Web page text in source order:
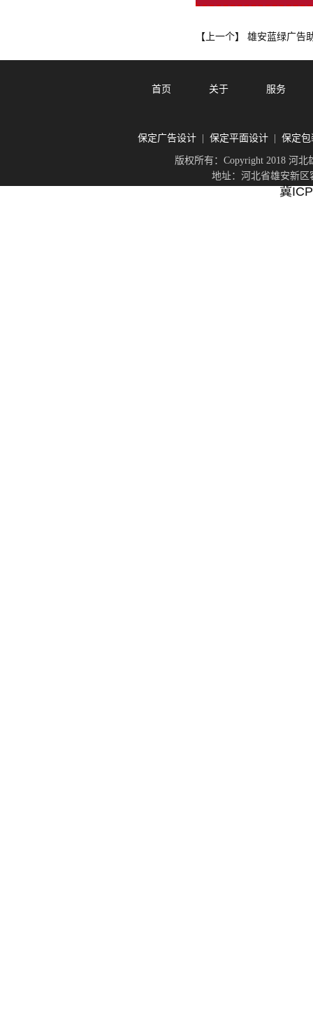
【上一个】 雄安蓝绿广告
首页 关于 服务
保定广告设计| 保定平面设计| 保定包
版权所有：Copyright 2018 河
地址：河北省雄安新区
冀